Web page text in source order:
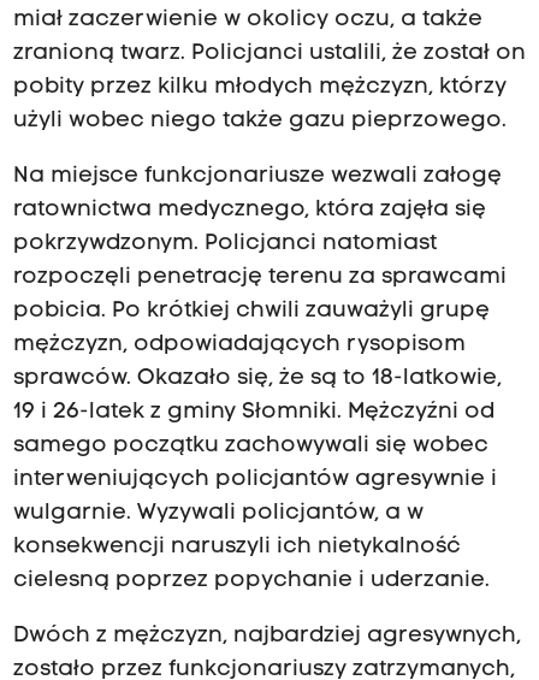
miał zaczerwienie w okolicy oczu, a także
zranioną twarz. Policjanci ustalili, że został on
pobity przez kilku młodych mężczyzn, którzy
użyli wobec niego także gazu pieprzowego.
Na miejsce funkcjonariusze wezwali załogę
ratownictwa medycznego, która zajęła się
pokrzywdzonym. Policjanci natomiast
rozpoczęli penetrację terenu za sprawcami
pobicia. Po krótkiej chwili zauważyli grupę
mężczyzn, odpowiadających rysopisom
sprawców. Okazało się, że są to 18-latkowie,
19 i 26-latek z gminy Słomniki. Mężczyźni od
samego początku zachowywali się wobec
interweniujących policjantów agresywnie i
wulgarnie. Wyzywali policjantów, a w
konsekwencji naruszyli ich nietykalność
cielesną poprzez popychanie i uderzanie.
Dwóch z mężczyzn, najbardziej agresywnych,
zostało przez funkcjonariuszy zatrzymanych,